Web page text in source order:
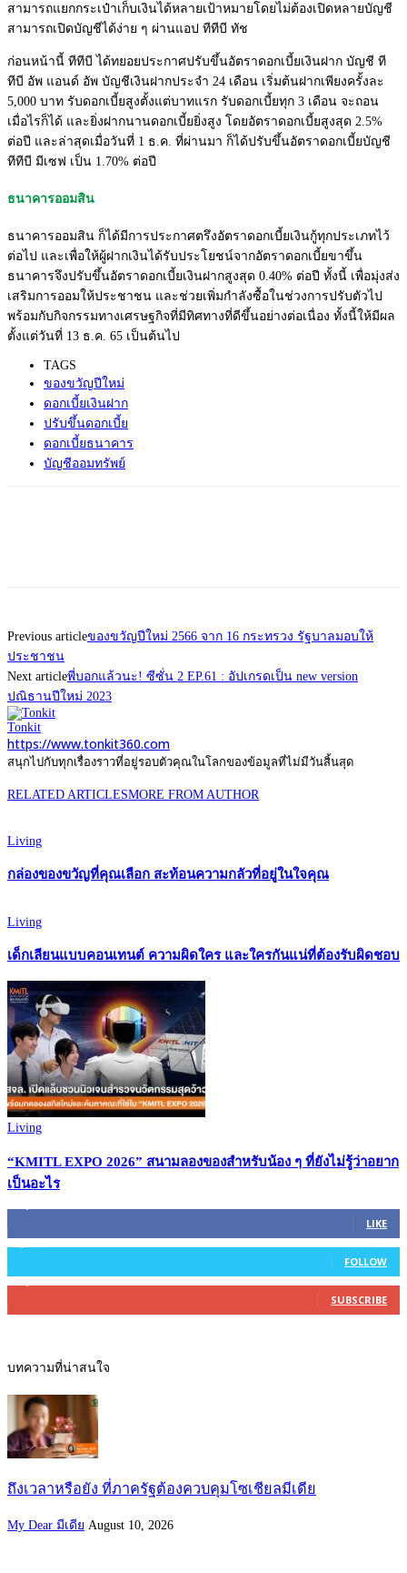
สามารถแยกกระเป๋าเก็บเงินได้หลายเป้าหมายโดยไม่ต้องเปิดหลายบัญชี
สามารถเปิดบัญชีได้ง่าย ๆ ผ่านแอป ทีทีบี ทัช
ก่อนหน้านี้ ทีทีบี ได้ทยอยประกาศปรับขึ้นอัตราดอกเบี้ยเงินฝาก บัญชี ที
ทีบี อัพ แอนด์ อัพ บัญชีเงินฝากประจำ 24 เดือน เริ่มต้นฝากเพียงครั้งละ
5,000 บาท รับดอกเบี้ยสูงตั้งแต่บาทแรก รับดอกเบี้ยทุก 3 เดือน จะถอน
เมื่อไรก็ได้ และยิ่งฝากนานดอกเบี้ยยิ่งสูง โดยอัตราดอกเบี้ยสูงสุด 2.5%
ต่อปี และล่าสุดเมื่อวันที่ 1 ธ.ค. ที่ผ่านมา ก็ได้ปรับขึ้นอัตราดอกเบี้ยบัญชี
ทีทีบี มีเซฟ เป็น 1.70% ต่อปี
ธนาคารออมสิน
ธนาคารออมสิน ก็ได้มีการประกาศตรึงอัตราดอกเบี้ยเงินกู้ทุกประเภทไว้
ต่อไป และเพื่อให้ผู้ฝากเงินได้รับประโยชน์จากอัตราดอกเบี้ยขาขึ้น
ธนาคารจึงปรับขึ้นอัตราดอกเบี้ยเงินฝากสูงสุด 0.40% ต่อปี ทั้งนี้ เพื่อมุ่งส่ง
เสริมการออมให้ประชาชน และช่วยเพิ่มกำลังซื้อในช่วงการปรับตัวไป
พร้อมกับกิจกรรมทางเศรษฐกิจที่มีทิศทางที่ดีขึ้นอย่างต่อเนื่อง ทั้งนี้ให้มีผล
ตั้งแต่วันที่ 13 ธ.ค. 65 เป็นต้นไป
TAGS
ของขวัญปีใหม่
ดอกเบี้ยเงินฝาก
ปรับขึ้นดอกเบี้ย
ดอกเบี้ยธนาคาร
บัญชีออมทรัพย์
Previous articleของขวัญปีใหม่ 2566 จาก 16 กระทรวง รัฐบาลมอบให้
ประชาชน
Next articleพี่บอกแล้วนะ! ซีซั่น 2 EP.61 : อัปเกรดเป็น new version
ปณิธานปีใหม่ 2023
Tonkit
https://www.tonkit360.com
สนุกไปกับทุกเรื่องราวที่อยู่รอบตัวคุณในโลกของข้อมูลที่ไม่มีวันสิ้นสุด
RELATED ARTICLESMORE FROM AUTHOR
Living
กล่องของขวัญที่คุณเลือก สะท้อนความกลัวที่อยู่ในใจคุณ
Living
เด็กเลียนแบบคอนเทนต์ ความผิดใคร และใครกันแน่ที่ต้องรับผิดชอบ
Living
“KMITL EXPO 2026” สนามลองของสำหรับน้อง ๆ ที่ยังไม่รู้ว่าอยาก
เป็นอะไร
LIKE
FOLLOW
SUBSCRIBE
บทความที่น่าสนใจ
ถึงเวลาหรือยัง ที่ภาครัฐต้องควบคุมโซเชียลมีเดีย
My Dear มีเดีย August 10, 2026